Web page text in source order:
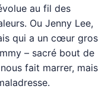
au fil des
Ou Jenny Lee,
qui a un cœur gros
– sacré bout de
fait marrer, mais